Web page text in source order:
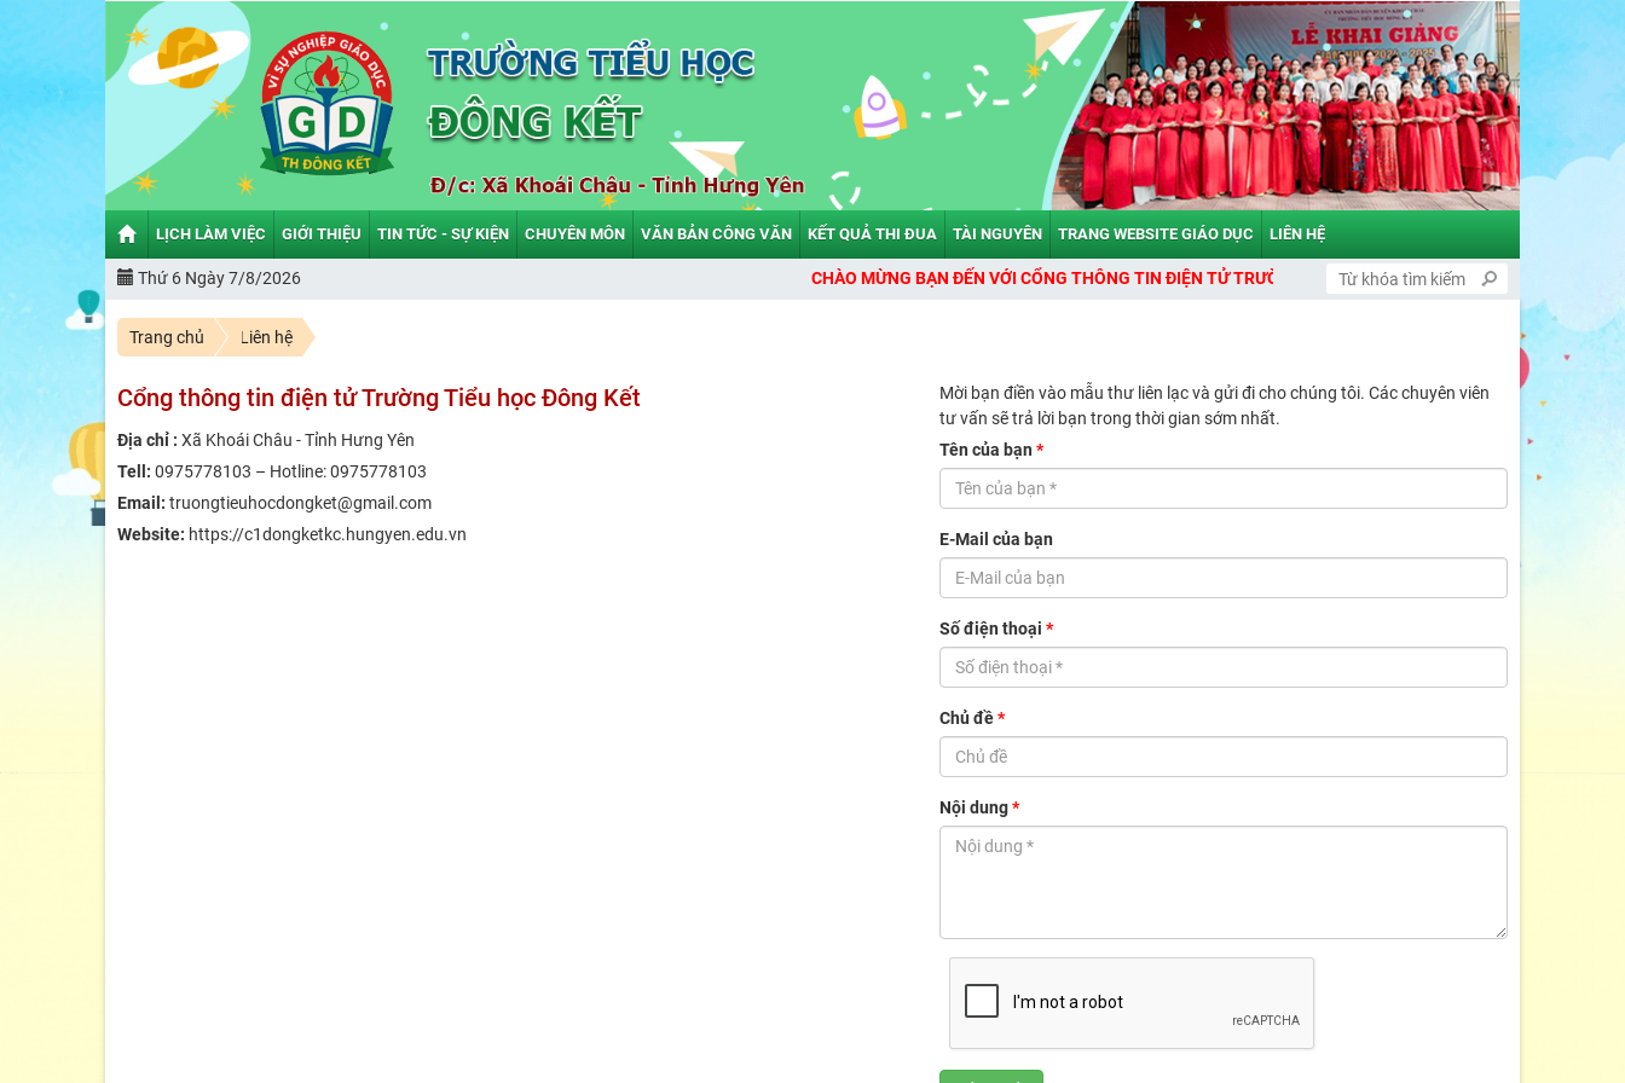
LỊCH LÀM VIỆC GIỚI THIỆU TIN TỨC - SỰ KIỆN CHUYÊN MÔN VĂN BẢN CÔNG VĂN KẾT QUẢ THI ĐUA TÀI NGUYÊN TRANG WEBSITE GIÁO DỤC LIÊN HỆ
Thứ 6 Ngày 7/8/2026 CHÀO MỪNG BẠN ĐẾN VỚI CỔNG THÔNG TIN ĐIỆN TỬ TRƯỜNG TIỂU HỌC ĐÔNG KẾT
Trang chủ Liên hệ
Cổng thông tin điện tử Trường Tiểu học Đông Kết
Địa chỉ : Xã Khoái Châu - Tỉnh Hưng Yên
Tell: 0975778103 – Hotline: 0975778103
Email: truongtieuhocdongket@gmail.com
Website: https://c1dongketkc.hungyen.edu.vn
Mời bạn điền vào mẫu thư liên lạc và gửi đi cho chúng tôi. Các chuyên viên
tư vấn sẽ trả lời bạn trong thời gian sớm nhất.
Tên của bạn*
E-Mail của bạn
Số điện thoại*
Chủ đề*
Nội dung*